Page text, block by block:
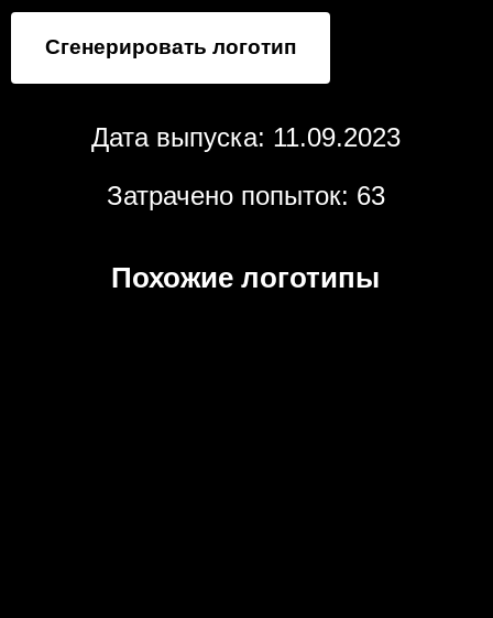
Сгенерировать логотип
Дата выпуска: 11.09.2023
Затрачено попыток: 63
Похожие логотипы